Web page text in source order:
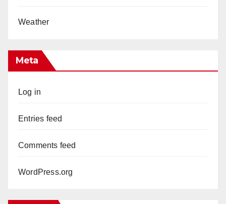
Weather
Meta
Log in
Entries feed
Comments feed
WordPress.org